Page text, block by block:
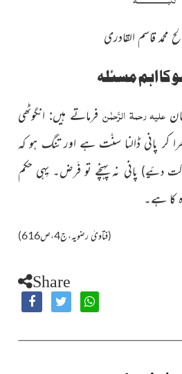
محمد قاسم القادری
کا اہم مسئلہ
علیہ رحمۃ الرَّحمٰنفرماتے ہیں: انگوٹھی
کر پانی ڈالنا سنَّت ہے اور تنگ ہو کہ
دئیے) پانی نہ پہنچے تو فَرض۔ یِہی حکم
کا ہے۔
(فتاویٰ رضویہ،ج4،ص616)
Share